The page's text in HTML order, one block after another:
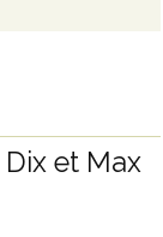
et Max